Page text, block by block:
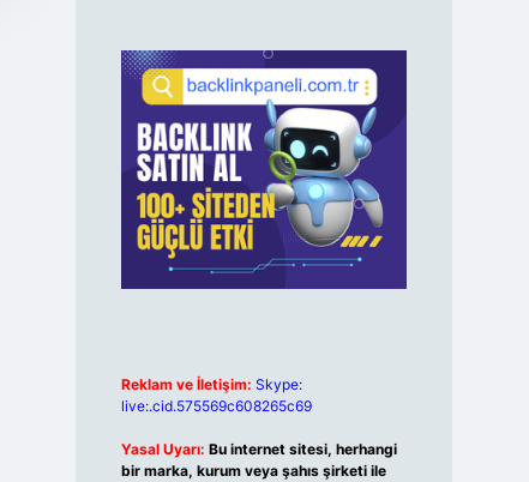
Reklam ve İletişim: Skype:
live:.cid.575569c608265c69
Yasal Uyarı: Bu internet sitesi, herhangi
bir marka, kurum veya şahıs şirketi ile